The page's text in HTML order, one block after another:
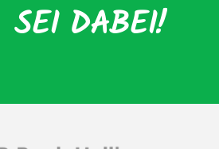
SEI DABEI!